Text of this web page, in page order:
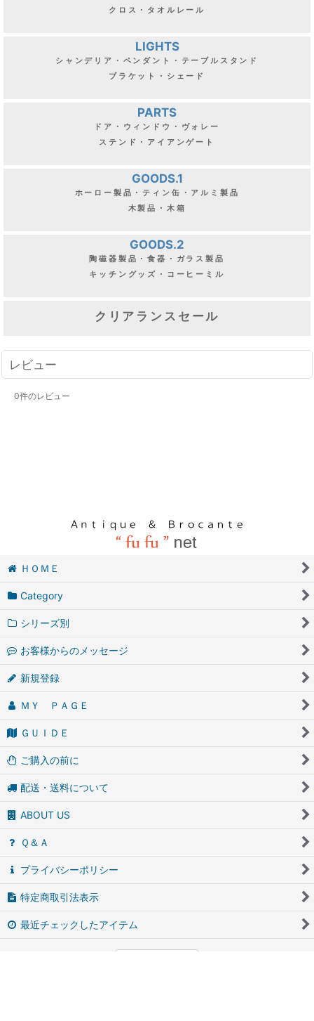
クロス・タオルレール
LIGHTS
シャンデリア・ペンダント・テーブルスタンド
ブラケット・シェード
PARTS
ドア・ウィンドウ・ヴォレー
ステンド・アイアンゲート
GOODS.1
ホーロー製品・ティン缶・アルミ製品
木製品・木箱
GOODS.2
陶磁器製品・食器・ガラス製品
キッチングッズ・コーヒーミル
クリアランスセール
レビュー
0件のレビュー
ＨＯＭＥ
Category
シリーズ別
お客様からのメッセージ
新規登録
ＭＹ ＰＡＧＥ
ＧＵＩＤＥ
ご購入の前に
配送・送料について
ABOUT US
Ｑ＆Ａ
プライバシーポリシー
特定商取引法表示
最近チェックしたアイテム